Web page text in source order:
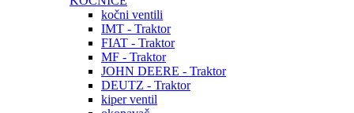
kočni ventili
IMT - Traktor
FIAT - Traktor
MF - Traktor
JOHN DEERE - Traktor
DEUTZ - Traktor
kiper ventil